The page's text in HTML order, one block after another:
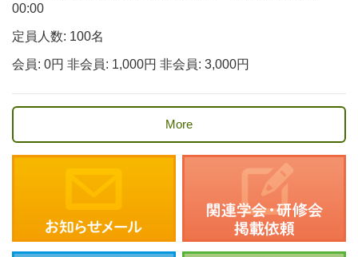
00:00
定員人数: 100名
会員: 0円 非会員: 1,000円 非会員: 3,000円
More